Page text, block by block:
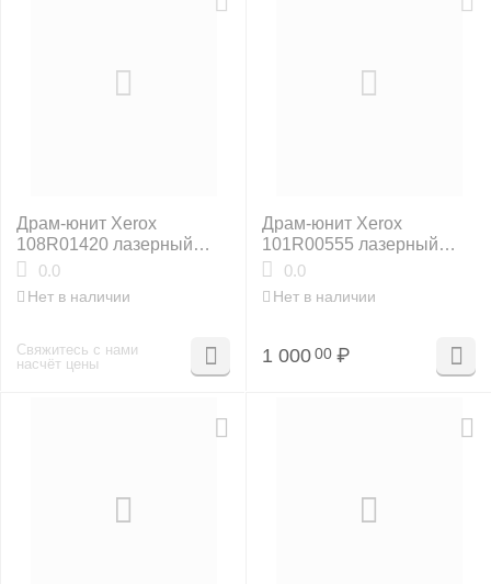
Драм-юнит Xerox
108R01420 лазерный
оригинальный
0.0
Нет в наличии
Свяжитесь с нами
насчёт цены
Драм-юнит Xerox
101R00555 лазерный
совместимый NP
0.0
Нет в наличии
1 000 00 ₽